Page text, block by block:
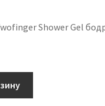
Shower Gel